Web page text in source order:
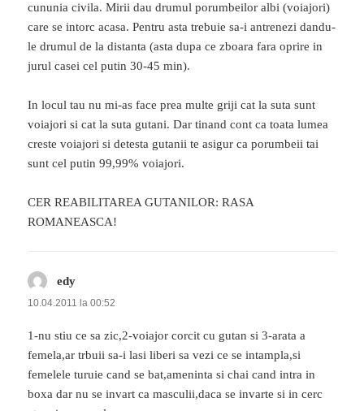
cununia civila. Mirii dau drumul porumbeilor albi (voiajori)
care se intorc acasa. Pentru asta trebuie sa-i antrenezi dandu-
le drumul de la distanta (asta dupa ce zboara fara oprire in
jurul casei cel putin 30-45 min).
In locul tau nu mi-as face prea multe griji cat la suta sunt
voiajori si cat la suta gutani. Dar tinand cont ca toata lumea
creste voiajori si detesta gutanii te asigur ca porumbeii tai
sunt cel putin 99,99% voiajori.
CER REABILITAREA GUTANILOR: RASA
ROMANEASCA!
edy
10.04.2011 la 00:52
1-nu stiu ce sa zic,2-voiajor corcit cu gutan si 3-arata a
femela,ar trbuii sa-i lasi liberi sa vezi ce se intampla,si
femelele turuie cand se bat,ameninta si chai cand intra in
boxa dar nu se invart ca masculii,daca se invarte si in cerc